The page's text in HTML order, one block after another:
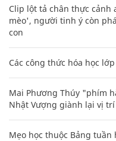
Clip lột tả chân thực
mèo', người tinh ý còn
con
Các công thức hóa học
Mai Phương Thúy "phím
Nhật Vượng giành lại vị
Mẹo học thuộc Bảng